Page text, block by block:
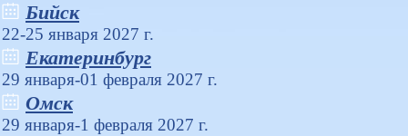
Бийск
22-25 января 2027 г.
Екатеринбург
29 января-01 февраля 2027 г.
Омск
29 января-1 февраля 2027 г.